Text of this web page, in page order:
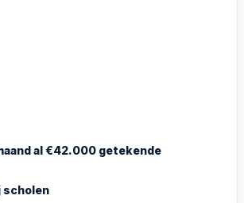
al €42.000 getekende
scholen